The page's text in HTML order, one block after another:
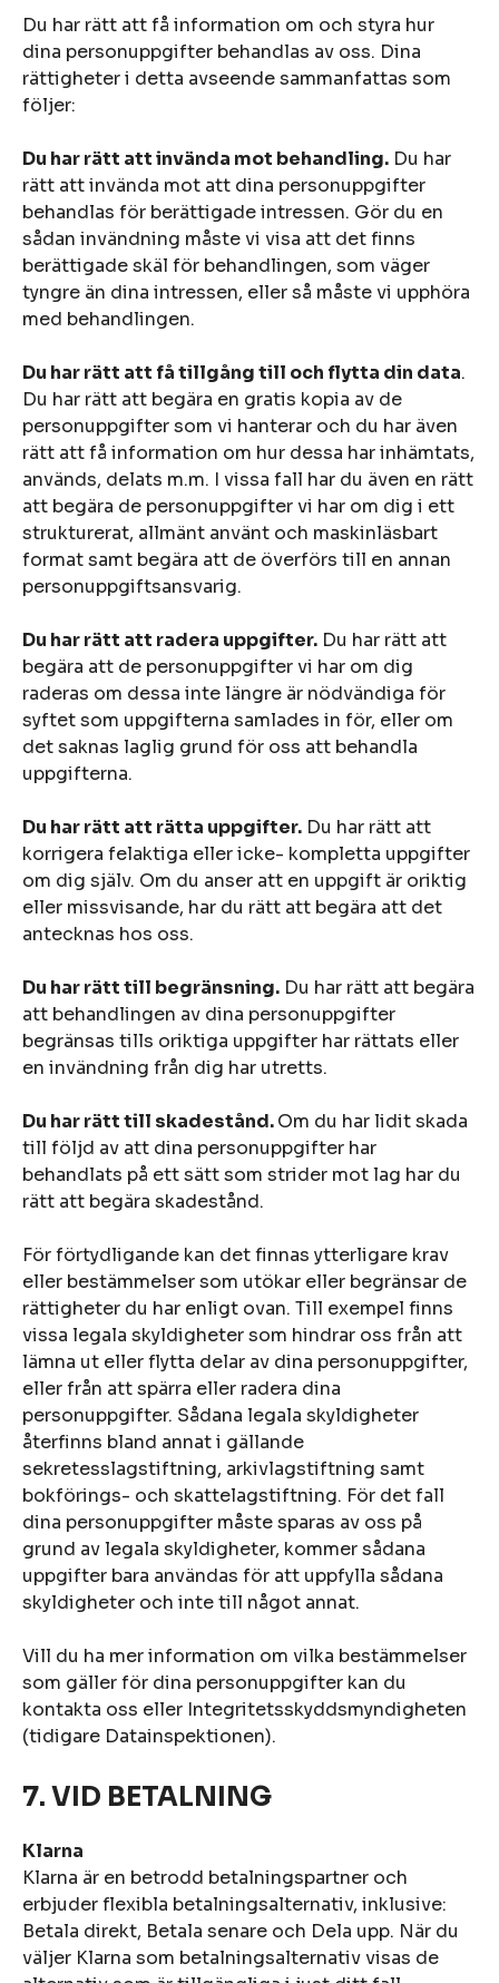
Du har rätt att få information om och styra hur
dina personuppgifter behandlas av oss. Dina
rättigheter i detta avseende sammanfattas som
följer:
Du har rätt att invända mot behandling. Du har
rätt att invända mot att dina personuppgifter
behandlas för berättigade intressen. Gör du en
sådan invändning måste vi visa att det finns
berättigade skäl för behandlingen, som väger
tyngre än dina intressen, eller så måste vi upphöra
med behandlingen.
Du har rätt att få tillgång till och flytta din data.
Du har rätt att begära en gratis kopia av de
personuppgifter som vi hanterar och du har även
rätt att få information om hur dessa har inhämtats,
används, delats m.m. I vissa fall har du även en rätt
att begära de personuppgifter vi har om dig i ett
strukturerat, allmänt använt och maskinläsbart
format samt begära att de överförs till en annan
personuppgiftsansvarig.
Du har rätt att radera uppgifter. Du har rätt att
begära att de personuppgifter vi har om dig
raderas om dessa inte längre är nödvändiga för
syftet som uppgifterna samlades in för, eller om
det saknas laglig grund för oss att behandla
uppgifterna.
Du har rätt att rätta uppgifter. Du har rätt att
korrigera felaktiga eller icke- kompletta uppgifter
om dig själv. Om du anser att en uppgift är oriktig
eller missvisande, har du rätt att begära att det
antecknas hos oss.
Du har rätt till begränsning. Du har rätt att begära
att behandlingen av dina personuppgifter
begränsas tills oriktiga uppgifter har rättats eller
en invändning från dig har utretts.
Du har rätt till skadestånd.Om du har lidit skada
till följd av att dina personuppgifter har
behandlats på ett sätt som strider mot lag har du
rätt att begära skadestånd.
För förtydligande kan det finnas ytterligare krav
eller bestämmelser som utökar eller begränsar de
rättigheter du har enligt ovan. Till exempel finns
vissa legala skyldigheter som hindrar oss från att
lämna ut eller flytta delar av dina personuppgifter,
eller från att spärra eller radera dina
personuppgifter. Sådana legala skyldigheter
återfinns bland annat i gällande
sekretesslagstiftning, arkivlagstiftning samt
bokförings- och skattelagstiftning. För det fall
dina personuppgifter måste sparas av oss på
grund av legala skyldigheter, kommer sådana
uppgifter bara användas för att uppfylla sådana
skyldigheter och inte till något annat.
Vill du ha mer information om vilka bestämmelser
som gäller för dina personuppgifter kan du
kontakta oss eller Integritetsskyddsmyndigheten
(tidigare Datainspektionen).
7. VID BETALNING
Klarna
Klarna är en betrodd betalningspartner och
erbjuder flexibla betalningsalternativ, inklusive:
Betala direkt, Betala senare och Dela upp. När du
väljer Klarna som betalningsalternativ visas de